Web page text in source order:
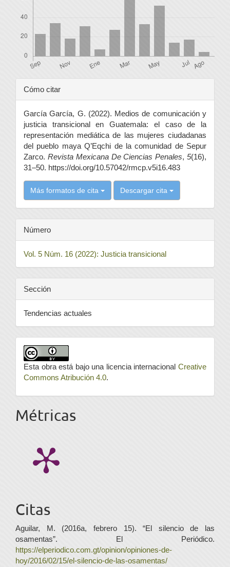
Detalles
del
artículo
Cómo citar
García García, G. (2022). Medios de comunicación y
justicia transicional en Guatemala: el caso de la
representación mediática de las mujeres ciudadanas
del pueblo maya Q’Eqchi de la comunidad de Sepur
Zarco. Revista Mexicana De Ciencias Penales,5(16),
31–50. https://doi.org/10.57042/rmcp.v5i16.483
Más formatos de cita Descargar cita
Número
Vol. 5 Núm. 16 (2022): Justicia transicional
Sección
Tendencias actuales
Esta obra está bajo una licencia internacional Creative
Commons Atribución 4.0.
Métricas
Citas
Aguilar, M. (2016a, febrero 15). “El silencio de las
osamentas”. El Periódico.
https://elperiodico.com.gt/opinion/opiniones-de-
hoy/2016/02/15/el-silencio-de-las-osamentas/